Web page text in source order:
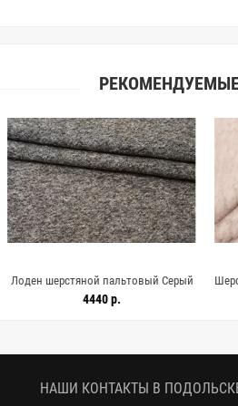
пальтовый Серый
Шерстяной мех
НАШИ КОНТАКТЫ В